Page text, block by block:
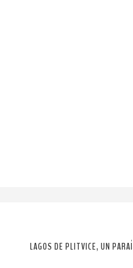
LAGOS DE PLITVICE, UN